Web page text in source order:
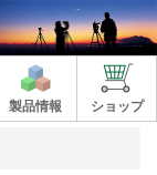
製品情報 ショップ